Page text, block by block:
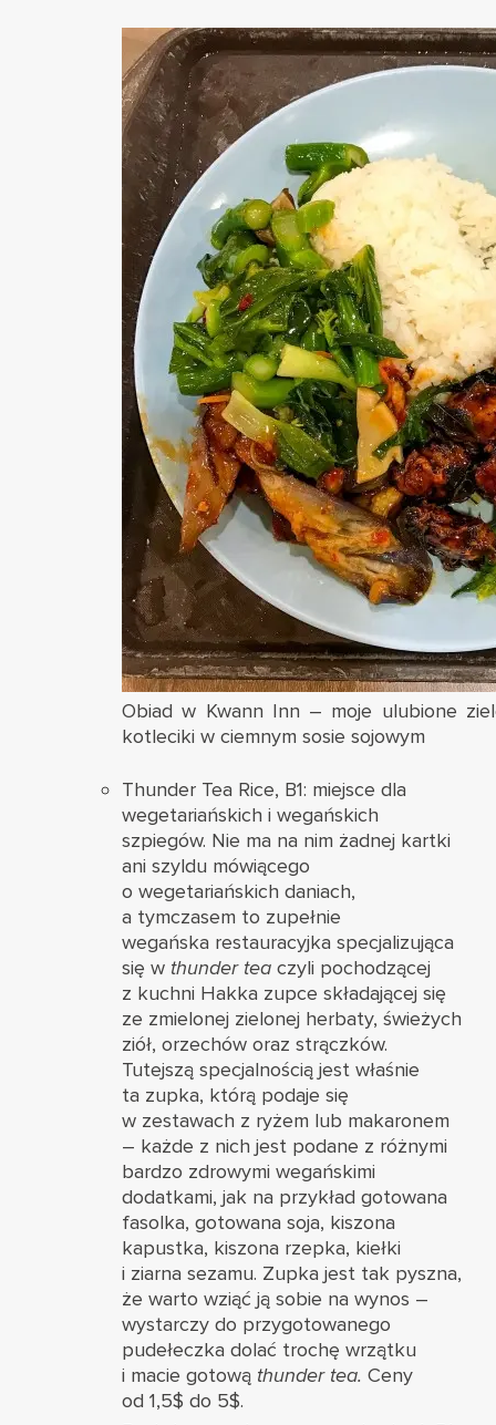
Obiad w Kwann Inn – moje ulubione
kotleciki w ciemnym sosie sojowym
Thunder Tea Rice, B1: miejsce dla
wegetariańskich i wegańskich
szpiegów. Nie ma na nim żadnej kartki
ani szyldu mówiącego
o wegetariańskich daniach,
a tymczasem to zupełnie
wegańska restauracyjka specjalizująca
się w thunder tea czyli pochodzącej
z kuchni Hakka zupce składającej się
ze zmielonej zielonej herbaty, świeżych
ziół, orzechów oraz strączków.
Tutejszą specjalnością jest właśnie
ta zupka, którą podaje się
w zestawach z ryżem lub makaronem
– każde z nich jest podane z różnymi
bardzo zdrowymi wegańskimi
dodatkami, jak na przykład gotowana
fasolka, gotowana soja, kiszona
kapustka, kiszona rzepka, kiełki
i ziarna sezamu. Zupka jest tak pyszna,
że warto wziąć ją sobie na wynos –
wystarczy do przygotowanego
pudełeczka dolać trochę wrzątku
i macie gotową thunder tea. Ceny
od 1,5$ do 5$.